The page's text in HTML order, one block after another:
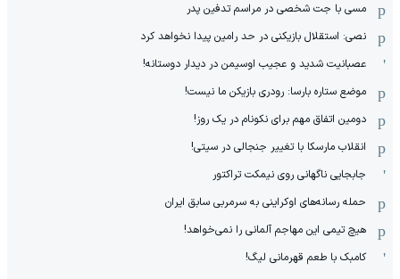
مسی با جت شخصی در مراسم تدفین پدر
نصی: استقلال بازیکنی در حد رامین پیدا نخواهد کرد
عصبانیت شدید و عجیب اوسیمن در دیدار دوستانه!
موضع ستاره بارسا: رودری بازیکن ما نیست!
دومین اتفاق مهم برای نکونام در یک روز!
انقلاب مارسکا با تغییر جنجالی در سیتی!
جابجایی ناگهانی روی نیمکت تراکتور
حمله رسانه‌های اوکراینی به سرمربی سابق ایران
هیچ‌ تیمی این مهاجم آلمانی را نمی‌خواهد!
کامبک با طعم قهرمانی لیگ!